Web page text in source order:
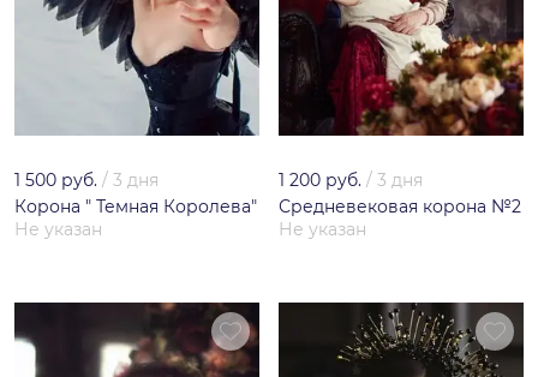
1 500 руб. / 3 дня
Корона " Темная Королева"
Не указан
1 200 руб. / 3 дня
Средневековая корона №2
Не указан